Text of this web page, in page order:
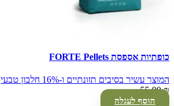
כופתיות אספסת FORTE Pellets
המוצר עשיר בסיבים תזונתיים ו-16% חלבון טבעי, תורם לעיכול תקין,…
55.00₪
הוסף לעגלה